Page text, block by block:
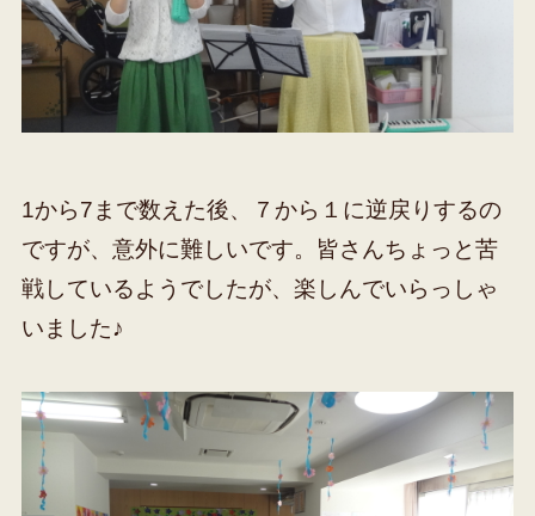
1から7まで数えた後、７から１に逆戻りするの
ですが、意外に難しいです。皆さんちょっと苦
戦しているようでしたが、楽しんでいらっしゃ
いました♪